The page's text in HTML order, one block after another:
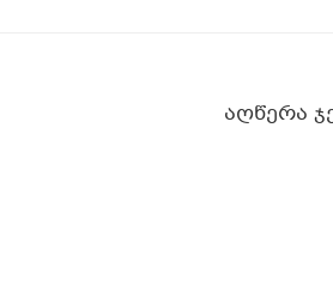
აღწერა